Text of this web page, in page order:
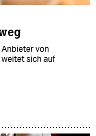
von
sich auf